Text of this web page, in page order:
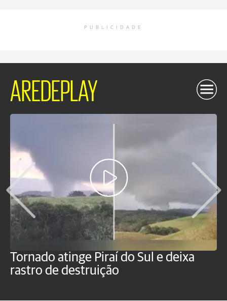
PUBLICIDADE
AREDEPLAY
Tornado atinge Piraí do Sul e deixa
rastro de destruição